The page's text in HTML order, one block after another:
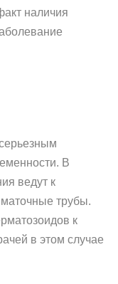
наличия
В
ведут к
трубы.
к
в этом случае